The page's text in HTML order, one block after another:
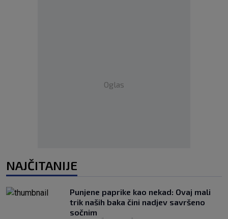
Oglas
NAJČITANIJE
Punjene paprike kao nekad: Ovaj mali
trik naših baka čini nadjev savršeno
sočnim